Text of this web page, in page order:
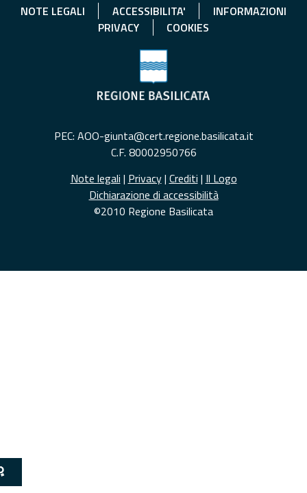
NOTE LEGALI ACCESSIBILITA'
INFORMAZIONI
PRIVACY
COOKIES
PEC: AOO-giunta@cert.regione.basilicata.it
C.F. 80002950766
Note legali | Privacy| Crediti | Il Logo
Dichiarazione di accessibilità
©2010 Regione Basilicata